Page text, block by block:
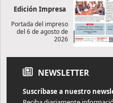
Edición Impresa
Portada del impreso
del 6 de agosto de
2026
NEWSLETTER
Suscríbase a nuestro